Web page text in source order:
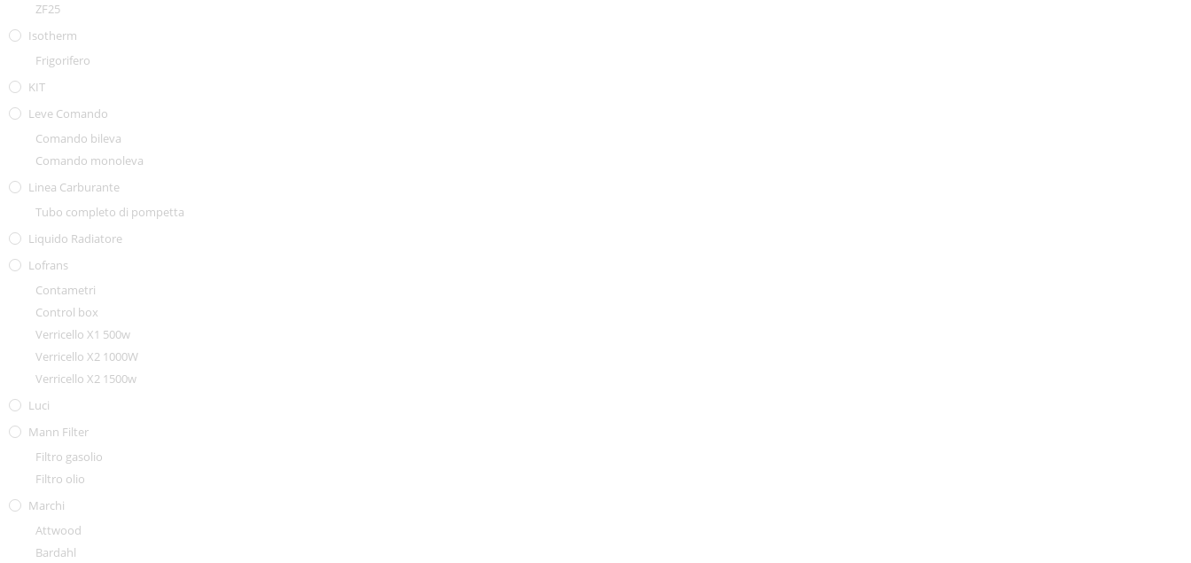
ZF25
Isotherm
Frigorifero
KIT
Leve Comando
Comando bileva
Comando monoleva
Linea Carburante
Tubo completo di pompetta
Liquido Radiatore
Lofrans
Contametri
Control box
Verricello X1 500w
Verricello X2 1000W
Verricello X2 1500w
Luci
Mann Filter
Filtro gasolio
Filtro olio
Marchi
Attwood
Bardahl